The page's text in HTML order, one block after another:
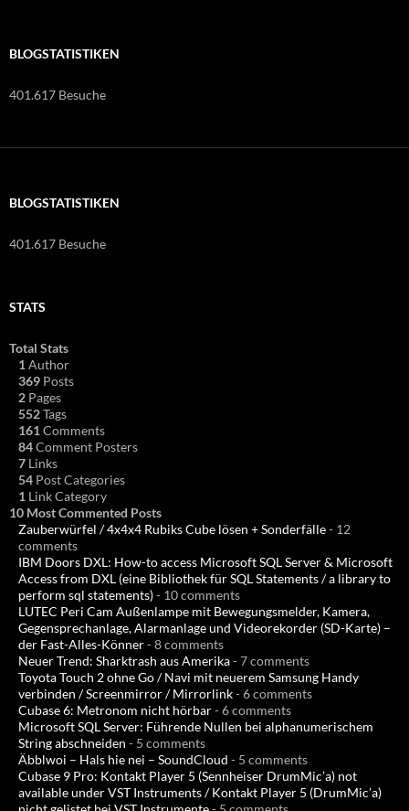
BLOGSTATISTIKEN
401.617 Besuche
BLOGSTATISTIKEN
401.617 Besuche
STATS
Total Stats
1 Author
369 Posts
2 Pages
552Tags
161 Comments
84Comment Posters
7 Links
54 Post Categories
1 Link Category
10 Most Commented Posts
Zauberwürfel / 4x4x4 Rubiks Cube lösen + Sonderfälle- 12
comments
IBM Doors DXL: How-to access Microsoft SQL Server & Microsoft
Access from DXL (eine Bibliothek für SQL Statements / a library to
perform sql statements)- 10 comments
LUTEC Peri Cam Außenlampe mit Bewegungsmelder, Kamera,
Gegensprechanlage, Alarmanlage und Videorekorder (SD-Karte) –
der Fast-Alles-Könner- 8 comments
Neuer Trend: Sharktrash aus Amerika- 7 comments
Toyota Touch 2 ohne Go / Navi mit neuerem Samsung Handy
verbinden / Screenmirror / Mirrorlink- 6 comments
Cubase 6: Metronom nicht hörbar- 6 comments
Microsoft SQL Server: Führende Nullen bei alphanumerischem
String abschneiden - 5 comments
Äbblwoi – Hals hie nei – SoundCloud - 5 comments
Cubase 9 Pro: Kontakt Player 5 (Sennheiser DrumMic’a) not
available under VST Instruments / Kontakt Player 5 (DrumMic’a)